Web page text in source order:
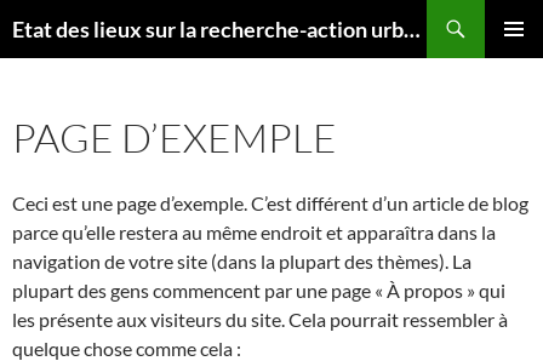
au
Etat des lieux sur la recherche-action urbaine
PAGE D’EXEMPLE
Ceci est une page d’exemple. C’est différent d’un article de blog
parce qu’elle restera au même endroit et apparaîtra dans la
navigation de votre site (dans la plupart des thèmes). La
plupart des gens commencent par une page « À propos » qui
les présente aux visiteurs du site. Cela pourrait ressembler à
quelque chose comme cela :